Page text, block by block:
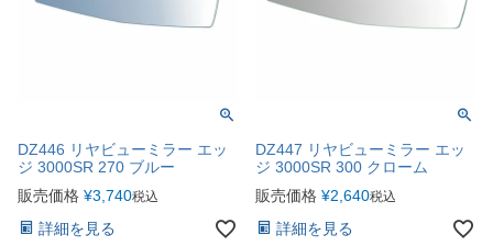
DZ446 リヤビューミラー エッ
ジ 3000SR 270 ブルー
販売価格 ¥3,740税込
詳細を見る
DZ447 リヤビューミラー エッ
ジ 3000SR 300 クローム
販売価格 ¥2,640税込
詳細を見る